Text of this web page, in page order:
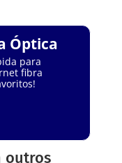
Óptica
para
fibra
outros